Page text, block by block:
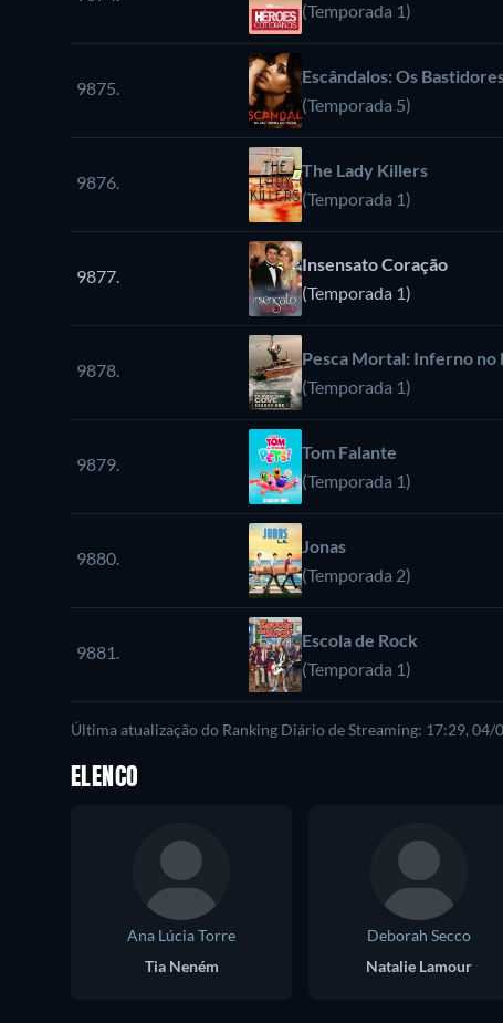
(Temporada 1)
9875.
Escândalos: Os
(Temporada 5)
9876.
The Lady Killers
(Temporada 1)
9877.
Insensato Coração
(Temporada 1)
9878.
Pesca Mortal: Inferno no
(Temporada 1)
9879.
Tom Falante
(Temporada 1)
9880.
Jonas
(Temporada 2)
9881.
Escola de Rock
(Temporada 1)
Última atualização do Ranking Diário de Streaming: 17:29, 04/
ELENCO
Ana Lúcia Torre
Tia Neném
Deborah Secco
Natalie Lamour